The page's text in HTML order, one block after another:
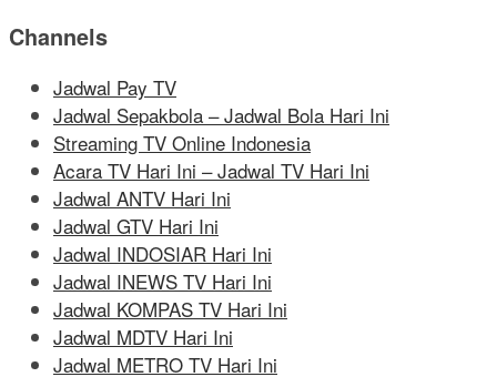
Channels
Jadwal Pay TV
Jadwal Sepakbola – Jadwal Bola Hari Ini
Streaming TV Online Indonesia
Acara TV Hari Ini – Jadwal TV Hari Ini
Jadwal ANTV Hari Ini
Jadwal GTV Hari Ini
Jadwal INDOSIAR Hari Ini
Jadwal INEWS TV Hari Ini
Jadwal KOMPAS TV Hari Ini
Jadwal MDTV Hari Ini
Jadwal METRO TV Hari Ini